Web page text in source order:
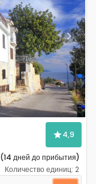
Next
4,9
дней до прибытия)
Количество единиц: 2